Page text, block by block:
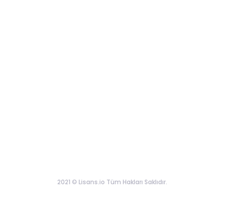
2021 © Lisans.io Tüm Hakları Saklıdır.